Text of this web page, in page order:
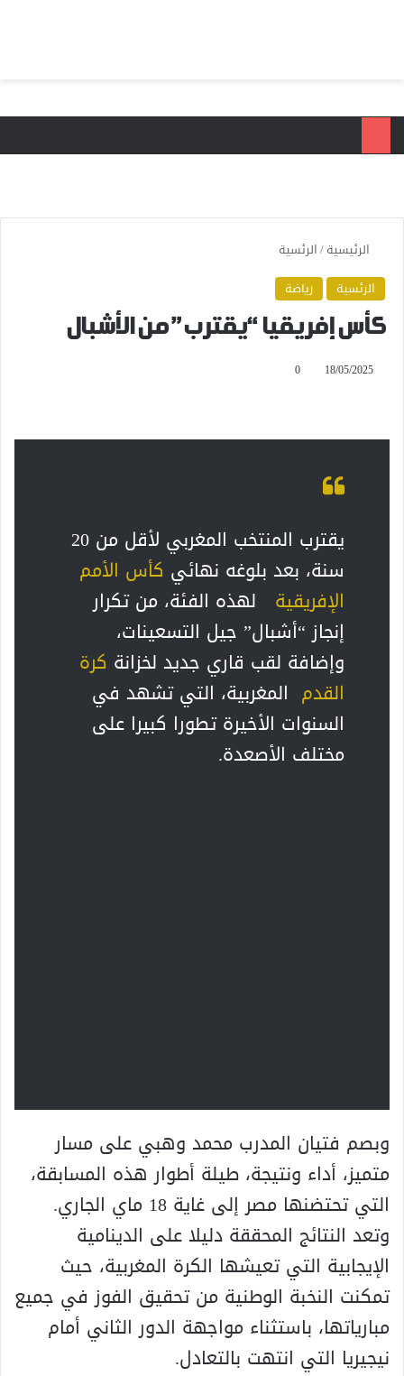
الرئيسية/الرئسية
الرئسية
رياضة
كأس إفريقيا “يقترب” من الأشبال
18/05/2025
0
يقترب المنتخب المغربي لأقل من 20
سنة، بعد بلوغه نهائي كأس الأمم
الإفريقية لهذه الفئة، من تكرار
إنجاز “أشبال” جيل التسعينات،
وإضافة لقب قاري جديد لخزانة كرة
القدم المغربية، التي تشهد في
السنوات الأخيرة تطورا كبيرا على
مختلف الأصعدة.
وبصم فتيان المدرب محمد وهبي على مسار
متميز، أداء ونتيجة، طيلة أطوار هذه المسابقة،
التي تحتضنها مصر إلى غاية 18 ماي الجاري.
وتعد النتائج المحققة دليلا على الدينامية
الإيجابية التي تعيشها الكرة المغربية، حيث
تمكنت النخبة الوطنية من تحقيق الفوز في جميع
مبارياتها، باستثناء مواجهة الدور الثاني أمام
نيجيريا التي انتهت بالتعادل.